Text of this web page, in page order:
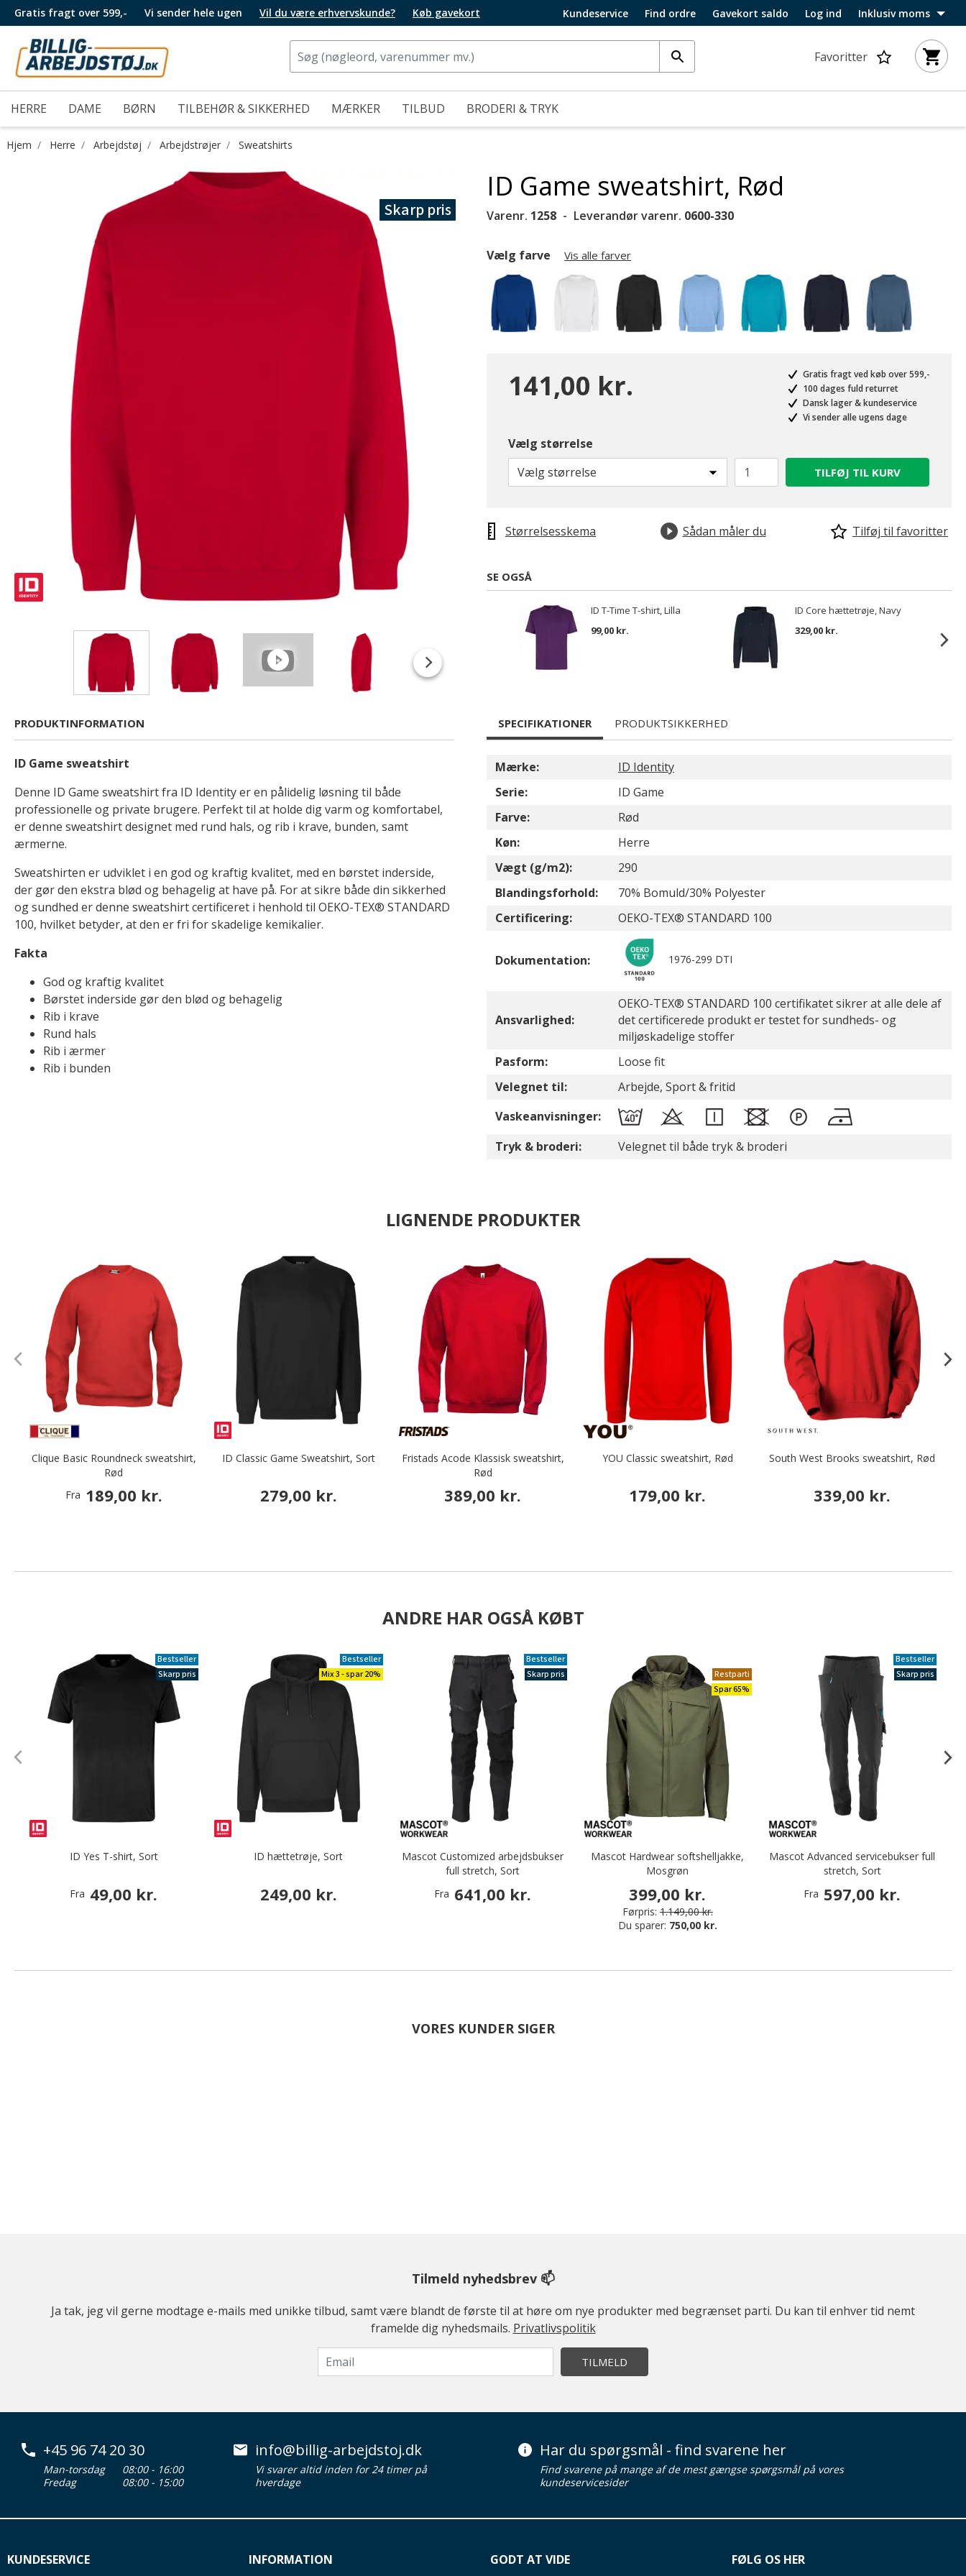
Gratis fragt over 599,- Vi sender hele ugen Vil du være erhvervskunde? Køb gavekort Kundeservice Find ordre Gavekort saldo Log ind Inklusiv moms
Favoritter
HERRE DAME BØRN TILBEHØR & SIKKERHED MÆRKER TILBUD BRODERI & TRYK
Hjem Herre Arbejdstøj Arbejdstrøjer Sweatshirts
Skarp pris
ID Game sweatshirt, Rød
Varenr. 1258 Leverandør varenr. 0600-330
Vælg farve Vis alle farver
141,00 kr.
Gratis fragt ved køb over 599,-
100 dages fuld returret
Dansk lager & kundeservice
Vi sender alle ugens dage
Vælg størrelse
Vælg størrelse
TILFØJ TIL KURV
Størrelsesskema Sådan måler du Tilføj til favoritter
SE OGSÅ
ID T-Time T-shirt, Lilla
99,00 kr.
ID Core hættetrøje, Navy
329,00 kr.
PRODUKTINFORMATION
ID Game sweatshirt
Denne ID Game sweatshirt fra ID Identity er en pålidelig løsning til både
professionelle og private brugere. Perfekt til at holde dig varm og komfortabel,
er denne sweatshirt designet med rund hals, og rib i krave, bunden, samt
ærmerne.
Sweatshirten er udviklet i en god og kraftig kvalitet, med en børstet inderside,
der gør den ekstra blød og behagelig at have på. For at sikre både din sikkerhed
og sundhed er denne sweatshirt certificeret i henhold til OEKO-TEX® STANDARD
100, hvilket betyder, at den er fri for skadelige kemikalier.
Fakta
God og kraftig kvalitet
Børstet inderside gør den blød og behagelig
Rib i krave
Rund hals
Rib i ærmer
Rib i bunden
SPECIFIKATIONER PRODUKTSIKKERHED
Mærke:
ID Identity
Serie:
ID Game
Farve:
Rød
Køn:
Herre
Vægt (g/m2):
290
Blandingsforhold:
70% Bomuld/30% Polyester
Certificering:
OEKO-TEX® STANDARD 100
Dokumentation: 1976-299 DTI
Ansvarlighed:
OEKO-TEX® STANDARD 100 certifikatet sikrer at alle dele af
det certificerede produkt er testet for sundheds- og
miljøskadelige stoffer
Pasform:
Loose fit
Velegnet til:
Arbejde, Sport & fritid
Vaskeanvisninger:
Tryk & broderi:
Velegnet til både tryk & broderi
LIGNENDE PRODUKTER
Clique Basic Roundneck sweatshirt,
Rød
Fra 189,00 kr.
ID Classic Game Sweatshirt, Sort
279,00 kr.
Fristads Acode Klassisk sweatshirt,
Rød
389,00 kr.
YOU Classic sweatshirt, Rød
179,00 kr.
South West Brooks sweatshirt, Rød
339,00 kr.
ANDRE HAR OGSÅ KØBT
Bestseller
Skarp pris
ID Yes T-shirt, Sort
Fra 49,00 kr.
Bestseller
Mix 3 - spar 20%
ID hættetrøje, Sort
249,00 kr.
Bestseller
Skarp pris
Mascot Customized arbejdsbukser
full stretch, Sort
Fra 641,00 kr.
Restparti
Spar 65%
Mascot Hardwear softshelljakke,
Mosgrøn
399,00 kr.
Førpris: 1.149,00 kr.
Du sparer: 750,00 kr.
Bestseller
Skarp pris
Mascot Advanced servicebukser full
stretch, Sort
Fra 597,00 kr.
VORES KUNDER SIGER
Tilmeld nyhedsbrev 📫
Ja tak, jeg vil gerne modtage e-mails med unikke tilbud, samt være blandt de første til at høre om nye produkter med begrænset parti. Du kan til enhver tid nemt
framelde dig nyhedsmails. Privatlivspolitik
TILMELD
+45 96 74 20 30
Man-torsdag
08:00 - 16:00
Fredag
08:00 - 15:00
info@billig-arbejdstoj.dk
Vi svarer altid inden for 24 timer på
hverdage
Har du spørgsmål - find svarene her
Find svarene på mange af de mest gængse spørgsmål på vores
kundeservicesider
KUNDESERVICE INFORMATION GODT AT VIDE FØLG OS HER